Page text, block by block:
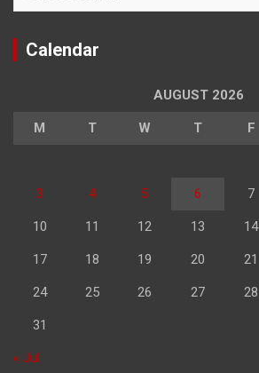
Calendar
AUGUST 2026
M T W T F
3 4 5 6 7
10 11 12 13 14
17 18 19 20 21
24 25 26 27 28
31
« Jul